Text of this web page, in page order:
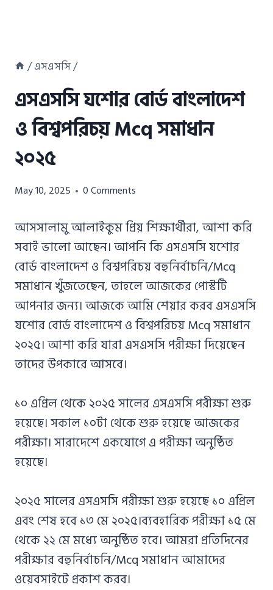
/এসএসসি/
এসএসসি যশোর বোর্ড বাংলাদেশ
ও বিশ্বপরিচয় Mcq সমাধান
২০২৫
Azizul
Azizul
Haque
May 10, 2025 0 Comments
আসসালামু আলাইকুম প্রিয় শিক্ষার্থীরা, আশা করি
সবাই ভালো আছেন। আপনি কি এসএসসি যশোর
বোর্ড বাংলাদেশ ও বিশ্বপরিচয় বহুনির্বাচনি/Mcq
সমাধান খুঁজতেছেন, তাহলে আজকের পোস্টটি
আপনার জন্য। আজকে আমি শেয়ার করব এসএসসি
যশোর বোর্ড বাংলাদেশ ও বিশ্বপরিচয় Mcq সমাধান
২০২৫। আশা করি যারা এসএসসি পরীক্ষা দিয়েছেন
তাদের উপকারে আসবে।
১০ এপ্রিল থেকে ২০২৫ সালের এসএসসি পরীক্ষা শুরু
হয়েছে। সকাল ১০টা থেকে শুরু হয়েছে আজকের
পরীক্ষা। সারাদেশে একযোগে এ পরীক্ষা অনুষ্ঠিত
হয়েছে।
২০২৫ সালের এসএসসি পরীক্ষা শুরু হয়েছে ১০ এপ্রিল
এবং শেষ হবে ১৩ মে ২০২৫।ব্যবহারিক পরীক্ষা ১৫ মে
থেকে ২২ মে মধ্যে অনুষ্ঠিত হবে। আমরা প্রতিদিনের
পরীক্ষার বহুনির্বাচনি/Mcq সমাধান আমাদের
ওয়েবসাইটে প্রকাশ করব।